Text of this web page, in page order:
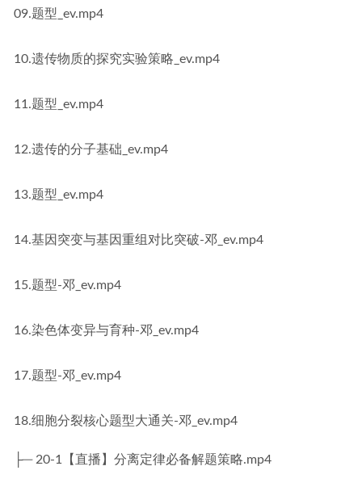
09.题型_ev.mp4
10.遗传物质的探究实验策略_ev.mp4
11.题型_ev.mp4
12.遗传的分子基础_ev.mp4
13.题型_ev.mp4
14.基因突变与基因重组对比突破-邓_ev.mp4
15.题型-邓_ev.mp4
16.染色体变异与育种-邓_ev.mp4
17.题型-邓_ev.mp4
18.细胞分裂核心题型大通关-邓_ev.mp4
├─ 20-1【直播】分离定律必备解题策略.mp4